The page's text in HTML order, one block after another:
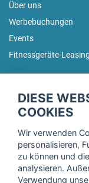
Über uns
Werbebuchungen
Events
Fitnessgeräte-Leasing
Trage dich hier für
Ich stimme der
DIESE
COOKIES
Wir verwenden
personalisieren,
zu können und
analysieren.
Verwendung